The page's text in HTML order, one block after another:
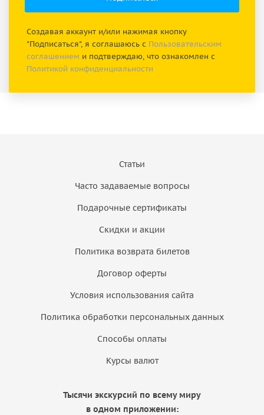
Создавая аккаунт и/или нажимая кнопку
"Подписаться", я соглашаюсь с Пользовательским
соглашением и подтверждаю, что ознакомлен с
Политикой конфиденциальности
Статьи
Часто задаваемые вопросы
Подарочные сертификаты
Скидки и акции
Политика возврата билетов
Договор оферты
Условия использования сайта
Политика обработки персональных данных
Способы оплаты
Курсы валют
Тысячи экскурсий по всему миру
в одном приложении: